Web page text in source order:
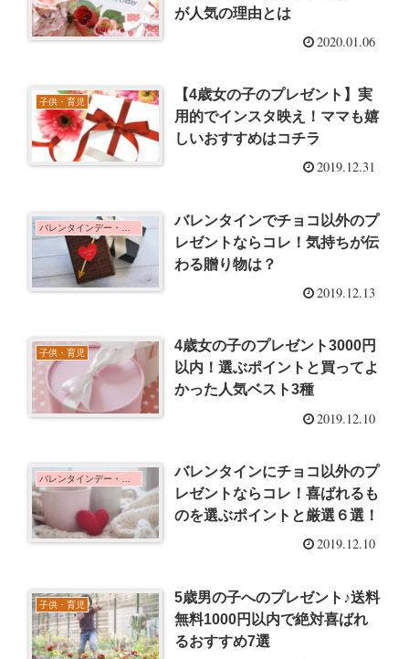
が人気の理由とは
2020.01.06
子供・育児
【4歳女の子のプレゼント】実
用的でインスタ映え！ママも嬉
しいおすすめはコチラ
2019.12.31
バレンタインでチョコ以外のプ
レゼントならコレ！気持ちが伝
わる贈り物は？
2019.12.13
子供・育児
4歳女の子のプレゼント3000円
以内！選ぶポイントと買ってよ
かった人気ベスト3種
2019.12.10
バレンタインにチョコ以外のプ
レゼントならコレ！喜ばれるも
のを選ぶポイントと厳選６選！
2019.12.10
子供・育児
5歳男の子へのプレゼント♪送料
無料1000円以内で絶対喜ばれ
るおすすめ7選